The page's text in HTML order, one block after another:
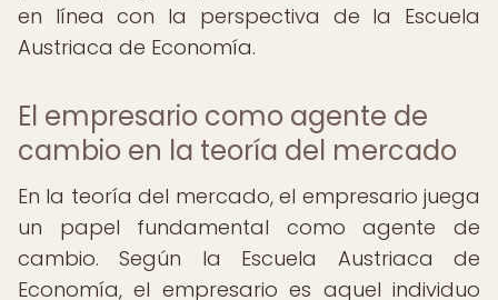
en línea con la perspectiva de la Escuela
Austriaca de Economía.
El empresario como agente de
cambio en la teoría del mercado
En la teoría del mercado, el empresario juega
un papel fundamental como agente de
cambio. Según la Escuela Austriaca de
Economía, el empresario es aquel individuo